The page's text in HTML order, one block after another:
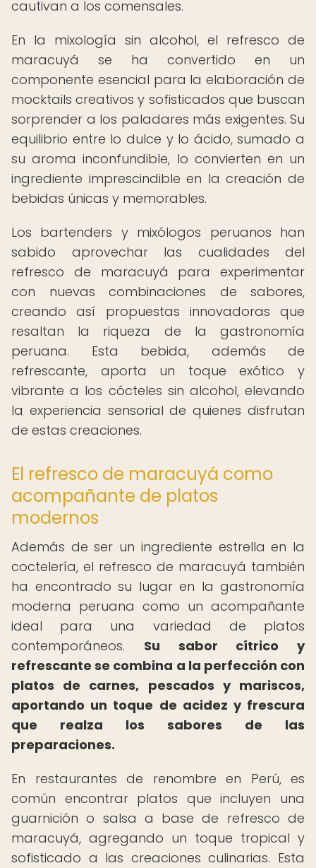
cautivan a los comensales.
En la mixología sin alcohol, el refresco de
maracuyá se ha convertido en un
componente esencial para la elaboración de
mocktails creativos y sofisticados que buscan
sorprender a los paladares más exigentes. Su
equilibrio entre lo dulce y lo ácido, sumado a
su aroma inconfundible, lo convierten en un
ingrediente imprescindible en la creación de
bebidas únicas y memorables.
Los bartenders y mixólogos peruanos han
sabido aprovechar las cualidades del
refresco de maracuyá para experimentar
con nuevas combinaciones de sabores,
creando así propuestas innovadoras que
resaltan la riqueza de la gastronomía
peruana. Esta bebida, además de
refrescante, aporta un toque exótico y
vibrante a los cócteles sin alcohol, elevando
la experiencia sensorial de quienes disfrutan
de estas creaciones.
El refresco de maracuyá como
acompañante de platos
modernos
Además de ser un ingrediente estrella en la
coctelería, el refresco de maracuyá también
ha encontrado su lugar en la gastronomía
moderna peruana como un acompañante
ideal para una variedad de platos
contemporáneos. Su sabor cítrico y
refrescante se combina a la perfección con
platos de carnes, pescados y mariscos,
aportando un toque de acidez y frescura
que realza los sabores de las
preparaciones.
En restaurantes de renombre en Perú, es
común encontrar platos que incluyen una
guarnición o salsa a base de refresco de
maracuyá, agregando un toque tropical y
sofisticado a las creaciones culinarias. Esta